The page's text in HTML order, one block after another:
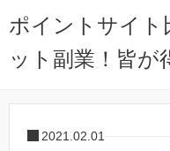
ポイントサイト
ット副業！皆が
2021.02.01